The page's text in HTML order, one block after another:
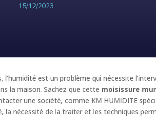
15/12/2023
est un problème qui nécessite
la maison. Sachez que cette moisissure mur
une société, comme KM HUMIDITE
la nécessité de la traiter et les techniques